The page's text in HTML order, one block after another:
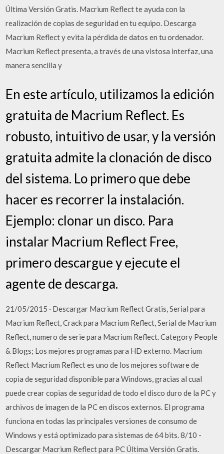
Última Versión Gratis. Macrium Reflect te ayuda con la
realización de copias de seguridad en tu equipo. Descarga
Macrium Reflect y evita la pérdida de datos en tu ordenador.
Macrium Reflect presenta, a través de una vistosa interfaz, una
manera sencilla y
En este artículo, utilizamos la edición
gratuita de Macrium Reflect. Es
robusto, intuitivo de usar, y la versión
gratuita admite la clonación de disco
del sistema. Lo primero que debe
hacer es recorrer la instalación.
Ejemplo: clonar un disco. Para
instalar Macrium Reflect Free,
primero descargue y ejecute el
agente de descarga.
21/05/2015 · Descargar Macrium Reflect Gratis, Serial para
Macrium Reflect, Crack para Macrium Reflect, Serial de Macrium
Reflect, numero de serie para Macrium Reflect. Category People
& Blogs; Los mejores programas para HD externo. Macrium
Reflect Macrium Reflect es uno de los mejores software de
copia de seguridad disponible para Windows, gracias al cual
puede crear copias de seguridad de todo el disco duro de la PC y
archivos de imagen de la PC en discos externos. El programa
funciona en todas las principales versiones de consumo de
Windows y está optimizado para sistemas de 64 bits. 8/10 -
Descargar Macrium Reflect para PC Última Versión Gratis.